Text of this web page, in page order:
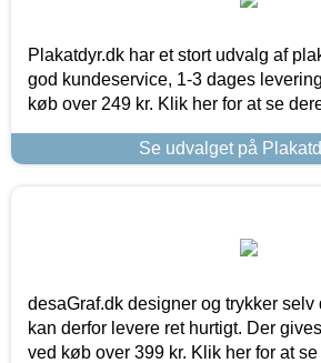
Plakatdyr.dk har et stort udvalg af
god kundeservice, 1-3 dages
køb over 249 kr. Klik her for at se
Se udvalget på
desaGraf.dk designer og trykker selv
kan derfor levere ret hurtigt. Der
ved køb over 399 kr. Klik her for at